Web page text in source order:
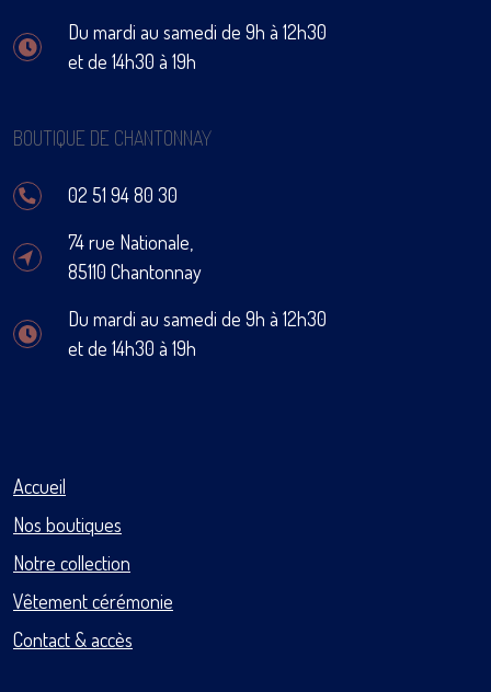
Du mardi au samedi de 9h à 12h30
et de 14h30 à 19h
BOUTIQUE DE CHANTONNAY
02 51 94 80 30
74 rue Nationale,
85110 Chantonnay
Du mardi au samedi de 9h à 12h30
et de 14h30 à 19h
Accueil
Nos boutiques
Notre collection
Vêtement cérémonie
Contact & accès